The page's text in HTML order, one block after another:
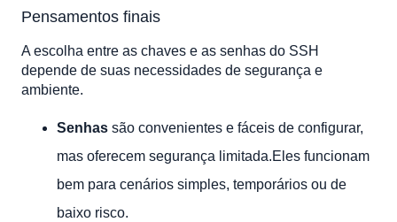
Pensamentos finais
A escolha entre as chaves e as senhas do SSH
depende de suas necessidades de segurança e
ambiente.
Senhas são convenientes e fáceis de configurar,
mas oferecem segurança limitada.Eles funcionam
bem para cenários simples, temporários ou de
baixo risco.